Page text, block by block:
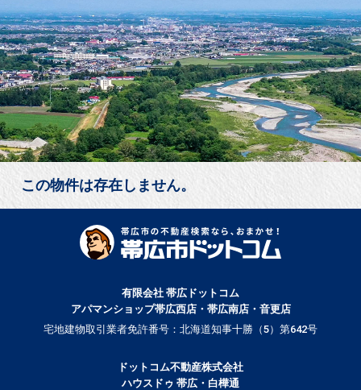
この物件は存在しません。
有限会社 帯広ドットコム
アパマンショップ帯広西店・帯広南店・音更店
宅地建物取引業者免許番号：北海道知事十勝（5）第642号
ドットコム不動産株式会社
ハウスドゥ 帯広・白樺通